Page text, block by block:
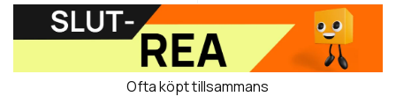
Ofta köpt tillsammans